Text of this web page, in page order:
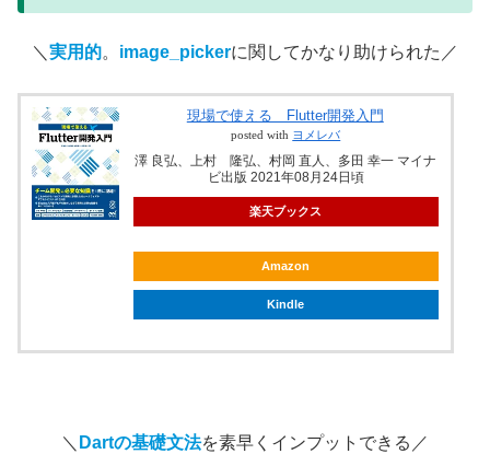
＼ 実用的。 image_pickerに関してかなり助けられた／
現場で使える Flutter開発入門
posted with ヨメレバ
澤 良弘、上村 隆弘、村岡 直人、多田 幸一 マイナ
ビ出版 2021年08月24日頃
楽天ブックス
Amazon
Kindle
＼ Dartの基礎文法を素早くインプットできる／